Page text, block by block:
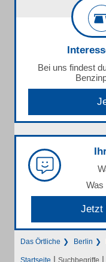
Bei uns findest
Was
Jetzt
Das Örtliche Berlin
Startseite | Suchbegriffe |